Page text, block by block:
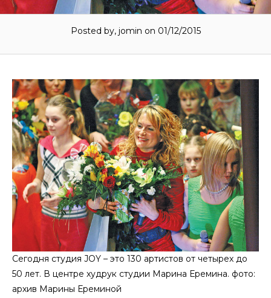
Posted by, jomin on 01/12/2015
Сегодня студия JOY – это 130 артистов от четырех до
50 лет. В центре худрук студии Марина Еремина. фото:
архив Марины Ереминой